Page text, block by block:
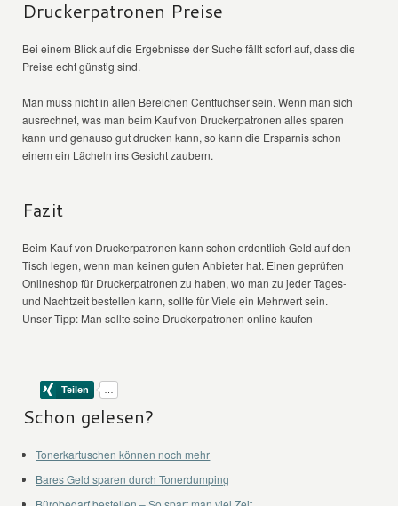
Druckerpatronen Preise
Bei einem Blick auf die Ergebnisse der Suche fällt sofort auf, dass die
Preise echt günstig sind.
Man muss nicht in allen Bereichen Centfuchser sein. Wenn man sich
ausrechnet, was man beim Kauf von Druckerpatronen alles sparen
kann und genauso gut drucken kann, so kann die Ersparnis schon
einem ein Lächeln ins Gesicht zaubern.
Fazit
Beim Kauf von Druckerpatronen kann schon ordentlich Geld auf den
Tisch legen, wenn man keinen guten Anbieter hat. Einen geprüften
Onlineshop für Druckerpatronen zu haben, wo man zu jeder Tages-
und Nachtzeit bestellen kann, sollte für Viele ein Mehrwert sein.
Unser Tipp: Man sollte seine Druckerpatronen online kaufen
Schon gelesen?
Tonerkartuschen können noch mehr
Bares Geld sparen durch Tonerdumping